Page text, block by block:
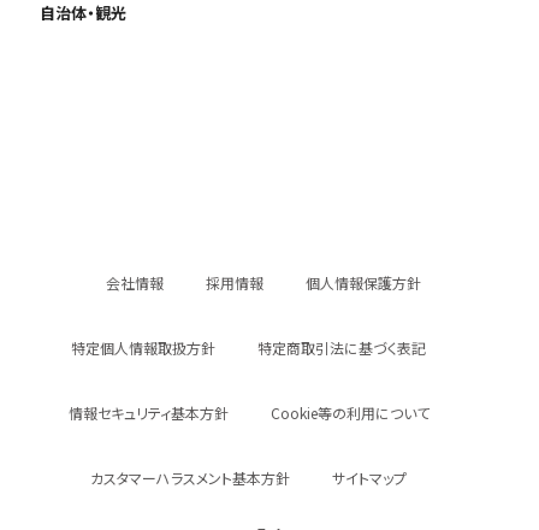
自治体・観光
会社情報 採用情報 個人情報保護方針
特定個人情報取扱方針 特定商取引法に基づく表記
情報セキュリティ基本方針 Cookie等の利用について
カスタマーハラスメント基本方針 サイトマップ